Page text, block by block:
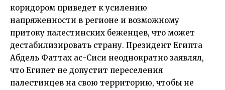
коридором приведет к усилению
напряженности в регионе и возможному
притоку палестинских беженцев, что может
дестабилизировать страну. Президент Египта
Абдель Фаттах ас-Сиси неоднократно заявлял,
что Египет не допустит переселения
палестинцев на свою территорию, чтобы не